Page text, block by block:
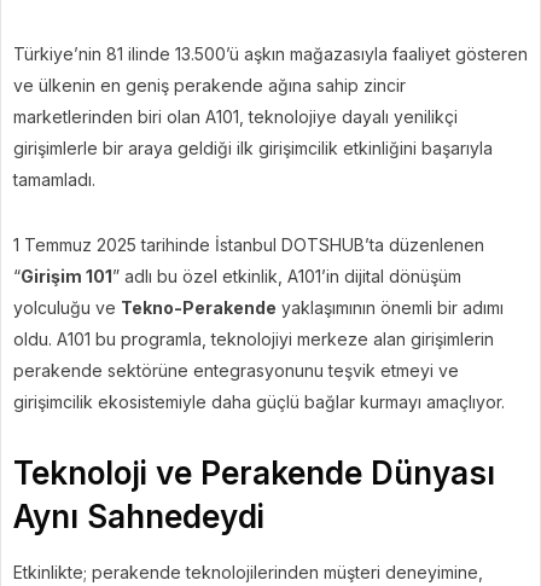
Türkiye’nin 81 ilinde 13.500’ü aşkın mağazasıyla faaliyet gösteren
ve ülkenin en geniş perakende ağına sahip zincir
marketlerinden biri olan A101, teknolojiye dayalı yenilikçi
girişimlerle bir araya geldiği ilk girişimcilik etkinliğini başarıyla
tamamladı.
1 Temmuz 2025 tarihinde İstanbul DOTSHUB’ta düzenlenen
“Girişim 101” adlı bu özel etkinlik, A101’in dijital dönüşüm
yolculuğu ve Tekno-Perakende yaklaşımının önemli bir adımı
oldu. A101 bu programla, teknolojiyi merkeze alan girişimlerin
perakende sektörüne entegrasyonunu teşvik etmeyi ve
girişimcilik ekosistemiyle daha güçlü bağlar kurmayı amaçlıyor.
Teknoloji ve Perakende Dünyası
Aynı Sahnedeydi
Etkinlikte; perakende teknolojilerinden müşteri deneyimine,